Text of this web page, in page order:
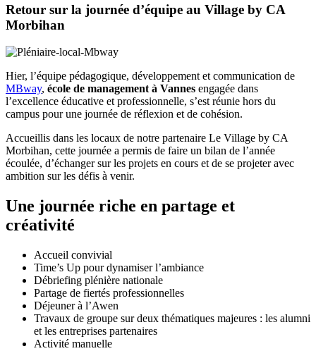
Retour sur la journée d’équipe au Village by CA
Morbihan
Hier, l’équipe pédagogique, développement et communication de
MBway, école de management à Vannes engagée dans
l’excellence éducative et professionnelle, s’est réunie hors du
campus pour une journée de réflexion et de cohésion.
Accueillis dans les locaux de notre partenaire Le Village by CA
Morbihan, cette journée a permis de faire un bilan de l’année
écoulée, d’échanger sur les projets en cours et de se projeter avec
ambition sur les défis à venir.
Une journée riche en partage et
créativité
Accueil convivial
Time’s Up pour dynamiser l’ambiance
Débriefing plénière nationale
Partage de fiertés professionnelles
Déjeuner à l’Awen
Travaux de groupe sur deux thématiques majeures : les alumni
et les entreprises partenaires
Activité manuelle